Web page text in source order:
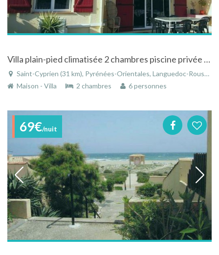
Villa plain-pied climatisée 2 chambres piscine privée 6 personnes Saint-Cyprien
Saint-Cyprien (31 km), Pyrénées-Orientales, Languedoc-Roussillon, Occitanie, France
Maison - Villa
2 chambres 6 personnes
69€/nuit